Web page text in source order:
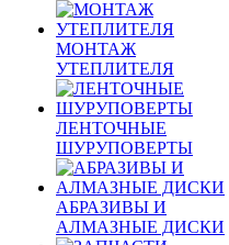
МОНТАЖ
УТЕПЛИТЕЛЯ
ЛЕНТОЧНЫЕ
ШУРУПОВЕРТЫ
АБРАЗИВЫ И
АЛМАЗНЫЕ ДИСКИ